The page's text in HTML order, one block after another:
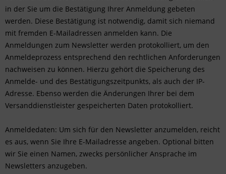
in der Sie um die Bestätigung Ihrer Anmeldung gebeten
werden. Diese Bestätigung ist notwendig, damit sich niemand
mit fremden E-Mailadressen anmelden kann. Die
Anmeldungen zum Newsletter werden protokolliert, um den
Anmeldeprozess entsprechend den rechtlichen Anforderungen
nachweisen zu können. Hierzu gehört die Speicherung des
Anmelde- und des Bestätigungszeitpunkts, als auch der IP-
Adresse. Ebenso werden die Änderungen Ihrer bei dem
Versanddienstleister gespeicherten Daten protokolliert.
Anmeldedaten: Um sich für den Newsletter anzumelden, reicht
es aus, wenn Sie Ihre E-Mailadresse angeben. Optional bitten
wir Sie einen Namen, zwecks persönlicher Ansprache im
Newsletters anzugeben.